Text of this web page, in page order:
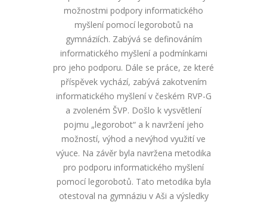
možnostmi podpory informatického
myšlení pomocí legorobotů na
gymnáziích. Zabývá se definováním
informatického myšlení a podmínkami
pro jeho podporu. Dále se práce, ze které
příspěvek vychází, zabývá zakotvením
informatického myšlení v českém RVP-G
a zvoleném ŠVP. Došlo k vysvětlení
pojmu „legorobot“ a k navržení jeho
možností, výhod a nevýhod využití ve
výuce. Na závěr byla navržena metodika
pro podporu informatického myšlení
pomocí legorobotů. Tato metodika byla
otestoval na gymnáziu v Aši a výsledky